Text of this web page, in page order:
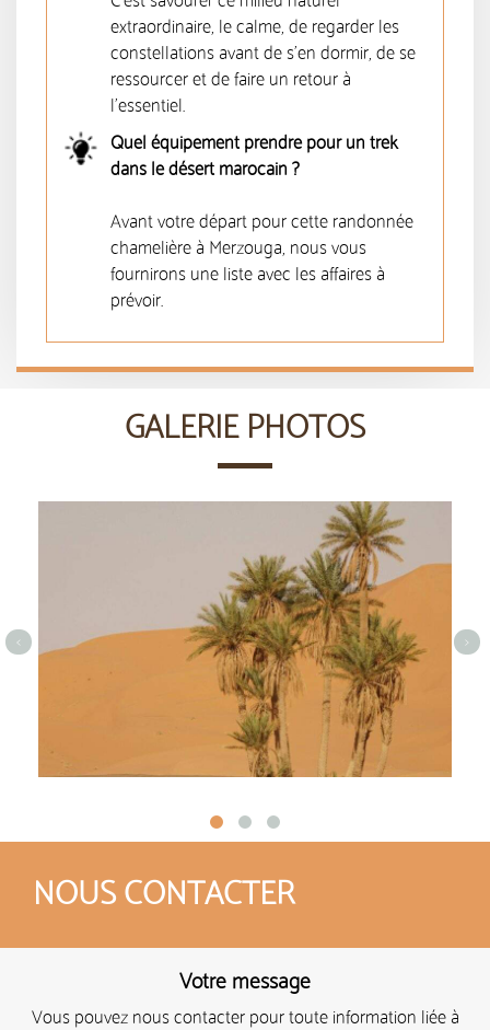
extraordinaire, le calme, de regarder les
constellations avant de s'en dormir, de se
ressourcer et de faire un retour à
l'essentiel.
Quel équipement prendre pour un trek
dans le désert marocain ?
Avant votre départ pour cette randonnée
chamelière à Merzouga, nous vous
fournirons une liste avec les affaires à
prévoir.
GALERIE PHOTOS
< >
NOUS CONTACTER
Votre message
Vous pouvez nous contacter pour toute information liée à